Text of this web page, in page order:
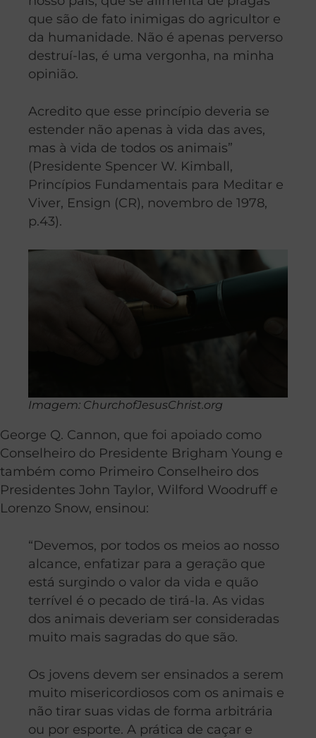
que são de fato inimigas do agricultor e
da humanidade. Não é apenas perverso
destruí-las, é uma vergonha, na minha
opinião.
Acredito que esse princípio deveria se
estender não apenas à vida das aves,
mas à vida de todos os animais”
(Presidente Spencer W. Kimball,
Princípios Fundamentais para Meditar e
Viver, Ensign (CR), novembro de 1978,
p.43).
Imagem: ChurchofJesusChrist.org
George Q. Cannon, que foi apoiado como
Conselheiro do Presidente Brigham Young e
também como Primeiro Conselheiro dos
Presidentes John Taylor, Wilford Woodruff e
Lorenzo Snow, ensinou:
“Devemos, por todos os meios ao nosso
alcance, enfatizar para a geração que
está surgindo o valor da vida e quão
terrível é o pecado de tirá-la. As vidas
dos animais deveriam ser consideradas
muito mais sagradas do que são.
Os jovens devem ser ensinados a serem
muito misericordiosos com os animais e
não tirar suas vidas de forma arbitrária
ou por esporte. A prática de caçar e